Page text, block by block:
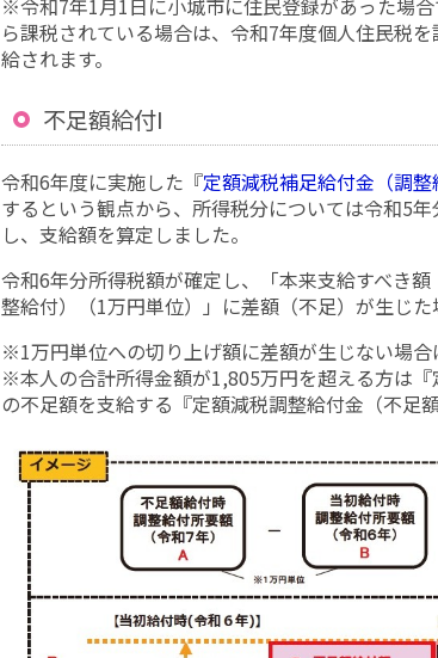
ら課税されている場合は、令和7年度個人住民税
給されます。
不足額給付I
令和6年度に実施した『定額減税補足給付金（調整
するという観点から、所得税分については令和5
し、支給額を算定しました。
令和6年分所得税額が確定し、「本来支給すべき
整給付）（1万円単位）」に差額（不足）が生じた
※1万円単位への切り上げ額に差額が生じない場合
※本人の合計所得金額が1,805万円を超える方は
の不足額を支給する『定額減税調整給付金（不足